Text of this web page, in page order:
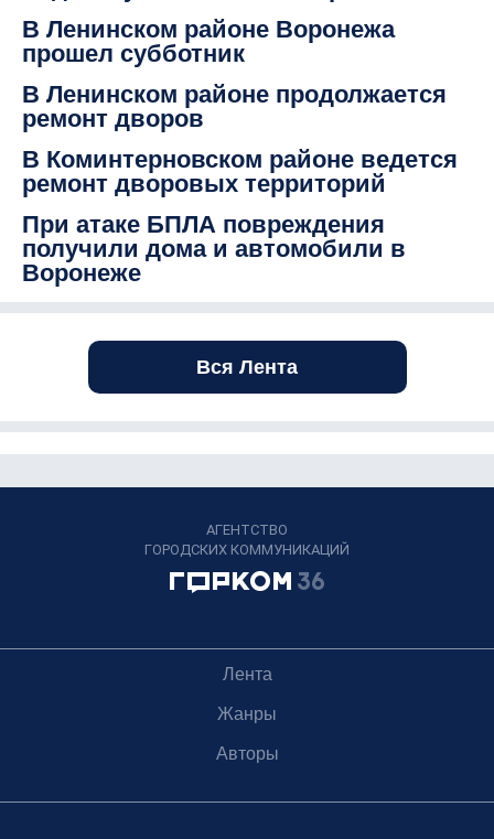
В Ленинском районе Воронежа
прошел субботник
В Ленинском районе продолжается
ремонт дворов
В Коминтерновском районе ведется
ремонт дворовых территорий
При атаке БПЛА повреждения
получили дома и автомобили в
Воронеже
Вся Лента
АГЕНТСТВО
ГОРОДСКИХ КОММУНИКАЦИЙ
Лента
Жанры
Авторы